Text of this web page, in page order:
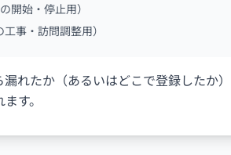
始・停止用）
事・訪問調整用）
れたか（あるいはどこで登録したか
す。